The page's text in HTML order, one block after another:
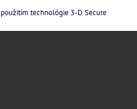
technológie 3-D Secure